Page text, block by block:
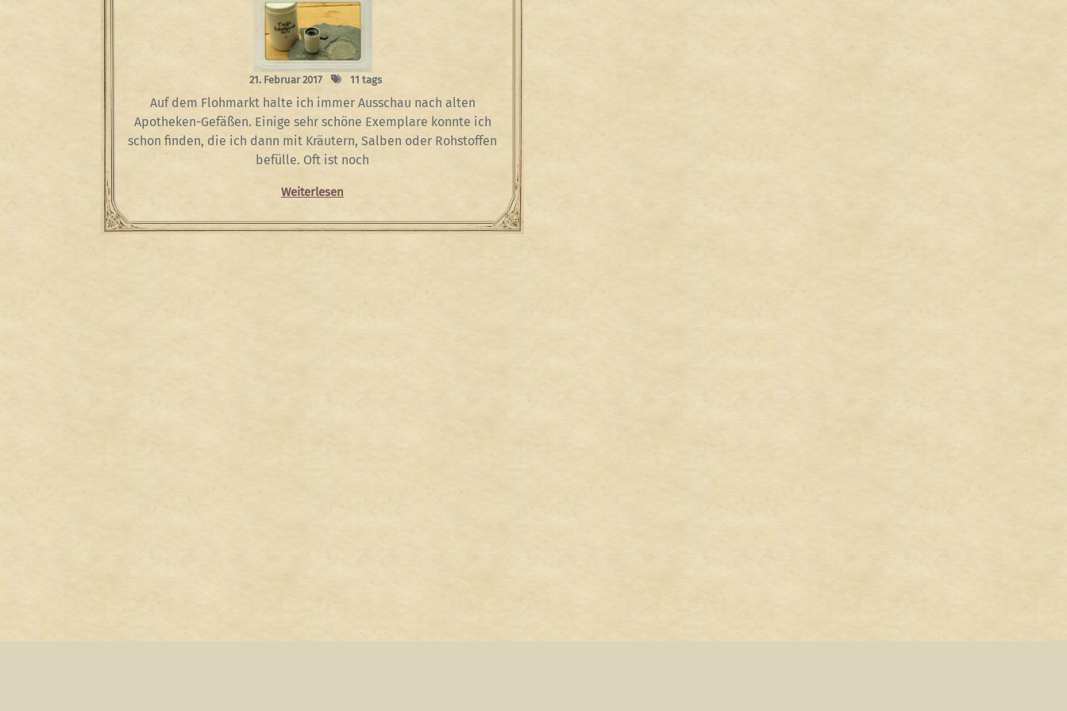
21. Februar 2017 11 tags
Auf dem Flohmarkt halte ich immer Ausschau nach alten
Apotheken-Gefäßen. Einige sehr schöne Exemplare konnte ich
schon finden, die ich dann mit Kräutern, Salben oder Rohstoffen
befülle. Oft ist noch
Weiterlesen